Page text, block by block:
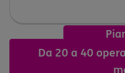
Da 20 a 40